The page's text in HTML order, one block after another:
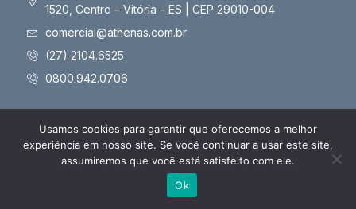
1520, Centro – Vitória – ES | CEP 29010-004
comercial@athenas.com.br
(27) 2104.6525
0800.942.0706
Copyright © 2025 Athenas - Todos os direitos reservados
Políticas de Privacidade
Usamos cookies para garantir que oferecemos a melhor
experiência em nosso site. Se você continuar a usar este site,
assumiremos que você está satisfeito com ele.
Ok